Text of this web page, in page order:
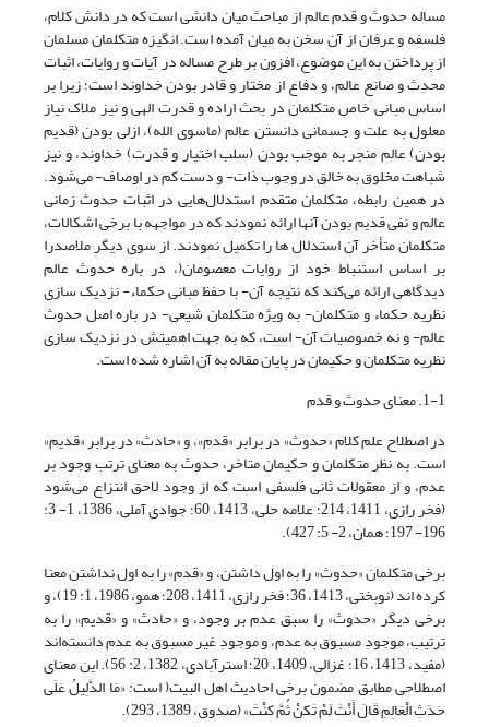
مساله حدوث و قدم عالم از مباحث میان دانشی است که در دانش کلام،
فلسفه و عرفان از آن سخن به میان آمده است. انگیزه متکلمان مسلمان
از پرداختن به این موضوع، افزون بر طرح مساله در آیات و روایات، اثبات
محدِث و صانع عالم، و دفاع از مختار و قادر بودن خداوند است؛ زیرا بر
اساس مبانی خاص متکلمان در بحث اراده و قدرت الهی و نیز ملاک نیاز
معلول به علت و جسمانی دانستن عالم (ماسوی الله)، ازلی بودن (قدیم
بودن) عالم منجر به موجَب بودن (سلب اختیار و قدرت) خداوند، و نیز
شباهت مخلوق به خالق در وجوب ذات- و دست کم در اوصاف- می‌شود.
در همین رابطه، متکلمان متقدم استدلال‌هایی در اثبات حدوث زمانی
عالم و نفی قدیم بودن آنها ارائه نمودند که در مواجهه با برخی اشکالات،
متکلمان متأخر آن استدلال ها را تکمیل نمودند. از سوی دیگر ملاصدرا
بر اساس استنباط خود از روایات معصومان(، در باره حدوث عالم
دیدگاهی ارائه می‌کند که نتیجه آن- با حفظ مبانی حکماء- نزدیک سازی
نظریه حکماء و متکلمان- به ویژه متکلمان شیعی- در باره اصل حدوث
عالم- و نه خصوصیات آن- است، که به جهت اهمیتش در نزدیک سازی
نظریه متکلمان و حکیمان در پایان مقاله به آن اشاره شده است.
1-1. معنای حدوث و قدم
در اصطلاح علم کلام «حدوث» در برابر «قدم»، و «حادث» در برابر «قدیم»
است. به نظر متکلمان و حکیمان متاخر، حدوث به معنای ترتب وجود بر
عدم، و از معقولات ثانی فلسفی است که از وجود لاحق انتزاع می‌شود
(فخر رازى، 1411، 214؛ علامه حلى، 1413، 60؛ جوادی آملی، 1386، 1- 3:
196- 197؛ همان، 2- 5: 427).
برخی متکلمان «حدوث» را به اول داشتن، و «قدم» را به اول نداشتن معنا
کرده اند (نوبختی، 1413، 36؛ فخر رازى، 1411، 208؛ همو‏، 1986، ‏1: 19)، و
برخی دیگر «حدوث» را سبق عدم بر وجود، و «حادث» و «قدیم» را به
ترتیب، موجودِ مسبوق به عدم، و موجودِ غیر مسبوق به عدم دانسته‌اند
(مفید، 1413، 16؛ غزالی، 1409، 20؛ استرآبادی، 1382، 2: 56). این معنای
اصطلاحی مطابق مضمون برخی احادیث اهل البیت( است: «مَا الدَّلِیلُ عَلَى
حَدَثِ الْعَالِمِ قَالَ أَنْتَ لَمْ تَکنْ ثُمَّ کنْتَ» (صدوق، 1389، 293).